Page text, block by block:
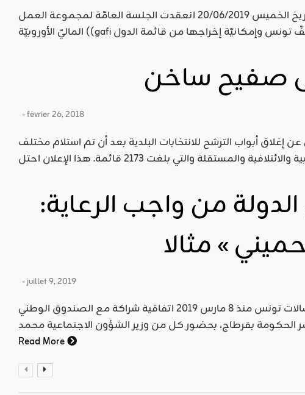
حدّث أبو ذرّ التونسيّ قال: بتاريخ الخميس 20/06/2019 انعقدت الجلسة العامّة لمجموعة العمل
صفيح ساخن
- février 26, 2018
إغلاق أبواب الترشح للانتخابات البلدية بعد أن تم استلام مختلف
من واجب الرعاية:
» مثالا
- juillet 9, 2019
الخبر: أمضت شركة اتصالات تونس منذ 8 مارس 2019 اتفاقية شراكة مع الصندوق الوطني
Read More